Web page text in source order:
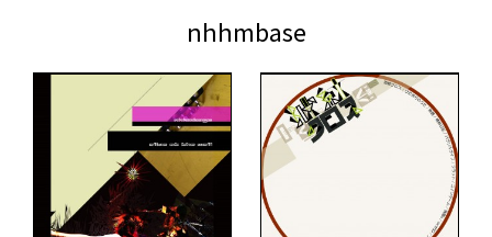
プライバシーポリシー
ENGLISH PAGE
nhhmbase